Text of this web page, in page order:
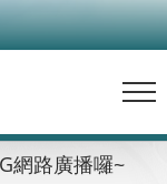
網路廣播囉~